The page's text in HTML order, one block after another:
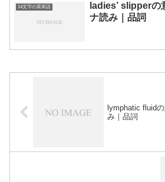
14文字の英単語
ladies’ slipperの
ナ読み｜品詞
lymphatic fluid
み｜品詞